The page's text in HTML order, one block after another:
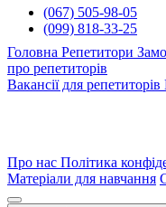
(067) 505-98-05
(099) 818-33-25
Головна Репетитори
про репетиторів
Вакансії для репетиторів
Про нас Політика
Матеріали для навчання